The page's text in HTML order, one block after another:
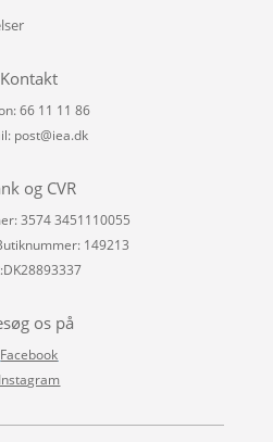
Kontakt
66 11 11 86
post@iea.dk
og CVR
3574 3451110055
149213
os på
Facebook
Instagram